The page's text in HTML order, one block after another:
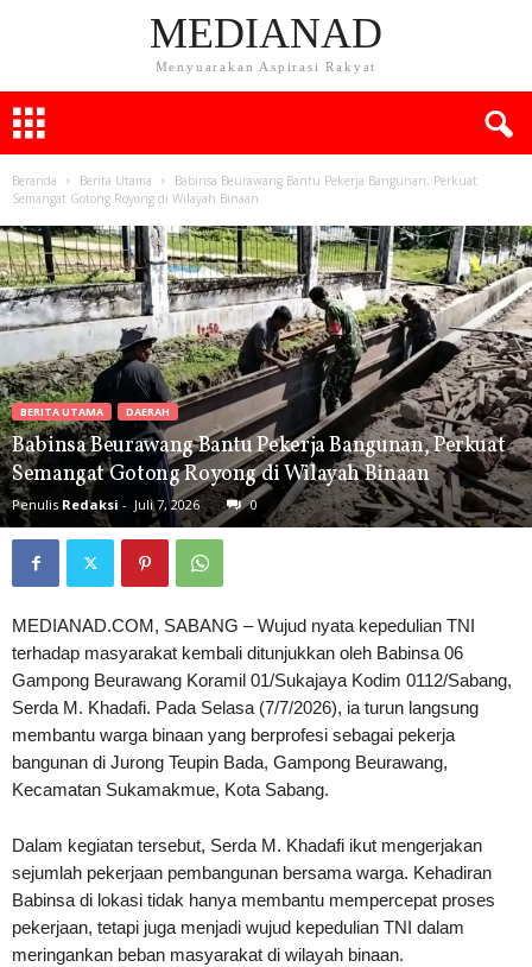
MEDIANAD
Menyuarakan Aspirasi Rakyat
Beranda Berita Utama
Babinsa Beurawang Bantu Pekerja Bangunan, Perkuat
Semangat Gotong Royong di Wilayah Binaan
BERITA UTAMA DAERAH
Babinsa Beurawang Bantu Pekerja Bangunan, Perkuat
Semangat Gotong Royong di Wilayah Binaan
Penulis Redaksi - Juli 7, 2026 0
MEDIANAD.COM, SABANG – Wujud nyata kepedulian TNI
terhadap masyarakat kembali ditunjukkan oleh Babinsa 06
Gampong Beurawang Koramil 01/Sukajaya Kodim 0112/Sabang,
Serda M. Khadafi. Pada Selasa (7/7/2026), ia turun langsung
membantu warga binaan yang berprofesi sebagai pekerja
bangunan di Jurong Teupin Bada, Gampong Beurawang,
Kecamatan Sukamakmue, Kota Sabang.
Dalam kegiatan tersebut, Serda M. Khadafi ikut mengerjakan
sejumlah pekerjaan pembangunan bersama warga. Kehadiran
Babinsa di lokasi tidak hanya membantu mempercepat proses
pekerjaan, tetapi juga menjadi wujud kepedulian TNI dalam
meringankan beban masyarakat di wilayah binaan.